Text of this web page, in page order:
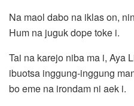
Na maol dabo na iklas on,
Hum na juguk dope toke i.
Tai na karejo niba ma i, Aya
ibuotsa inggung-inggung
bo eme na irondam ni aek i.